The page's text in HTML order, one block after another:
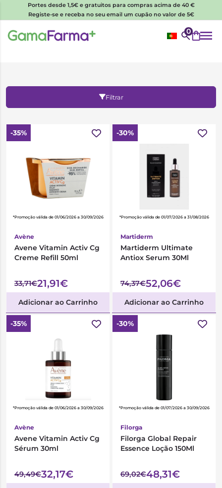
Portes desde 1,5€ e gratuitos para compras acima de 40 €
Registe-se e receba no seu email um cupão no valor de 5€
0
Filtrar
-35%
*Promoção válida de 01/06/2026 a 30/09/2026
Avène
Avene Vitamin Activ Cg
Creme Refill 50ml
33,71€21,91€
Adicionar ao Carrinho
-30%
*Promoção válida de 01/07/2026 a 31/08/2026
Martiderm
Martiderm Ultimate
Antiox Serum 30Ml
74,37€52,06€
Adicionar ao Carrinho
-35%
*Promoção válida de 01/06/2026 a 30/09/2026
Avène
Avene Vitamin Activ Cg
Sérum 30ml
49,49€32,17€
-30%
*Promoção válida de 01/07/2026 a 30/09/2026
Filorga
Filorga Global Repair
Essence Loção 150Ml
69,02€48,31€